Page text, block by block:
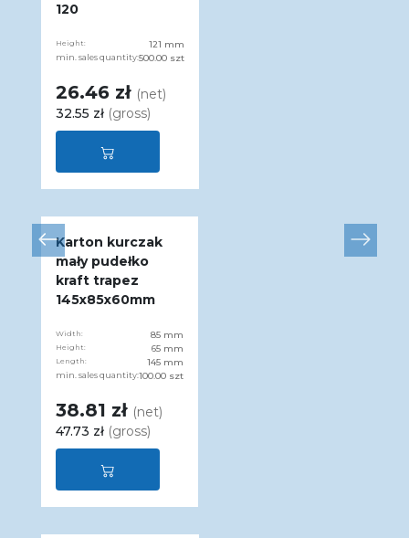
120
Height: 121 mm
min. sales quantity:500.00 szt
26.46 zł (net)
32.55 zł (gross)
Karton kurczak
mały pudełko
kraft trapez
145x85x60mm
Width: 85 mm
Height: 65 mm
Length: 145 mm
min. sales quantity:100.00 szt
38.81 zł (net)
47.73 zł (gross)